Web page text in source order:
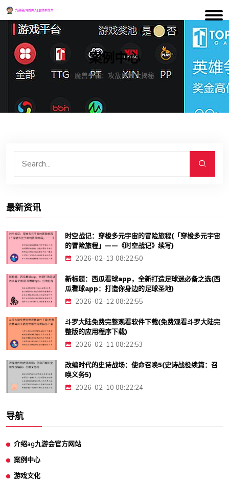
案例中心
魔兽争霸：攻敌良策大揭秘
最新资讯
时空战记：穿梭多元宇宙的冒险旅程(「穿梭多元宇宙
的冒险旅程」——《时空战记》续写)
2026-02-13 08:22:50
新标题：西瓜看球app，全新打造足球迷必备之选(西
瓜看球app：打造你身边的足球圣地)
2026-02-12 08:22:55
斗罗大陆免费完整观看软件下载(免费观看斗罗大陆完
整版的应用程序下载)
2026-02-11 08:22:53
改编时代的史诗战场：使命召唤5(史诗战役续篇：召
唤义务5)
2026-02-10 08:22:24
导航
介绍ag九游会官方网站
案例中心
游戏文化